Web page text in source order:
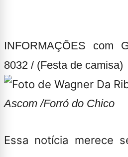
INFORMAÇÕES com
8032 / (Festa de camisa)
Ascom /Forró do Chico
Essa notícia merece